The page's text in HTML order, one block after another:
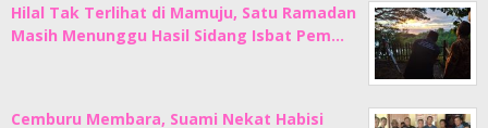
Hilal Tak Terlihat di Mamuju, Satu Ramadan
Masih Menunggu Hasil Sidang Isbat Pem…
Cemburu Membara, Suami Nekat Habisi